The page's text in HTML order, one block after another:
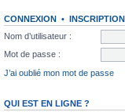
CONNEXION • INSCRIPTION
Nom d’utilisateur :
Mot de passe :
J’ai oublié mon mot de passe
QUI EST EN LIGNE ?